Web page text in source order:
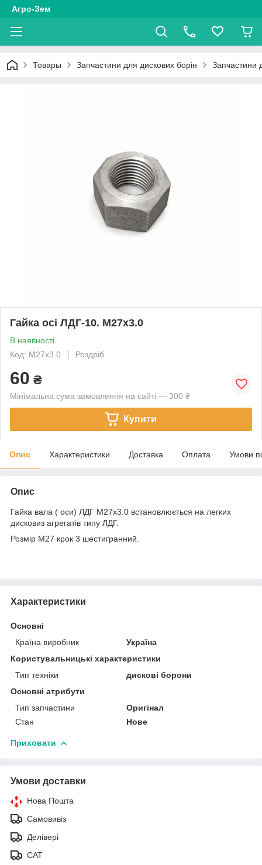
Агро-Зем
Товары Запчастини для дискових борін Запчастини
Гайка осі ЛДГ-10. М27х3.0
В наявності
Код: М27х3.0
Роздріб
60 ₴
Мінімальна сума замовлення на сайті — 300 ₴
Купити
Опис Характеристики Доставка Оплата Умови
Опис
Гайка вала ( оси) ЛДГ М27х3.0 встановлюється на легких
дисковиз агрегатів типу ЛДГ.
Розмір М27 крок 3 шестигранний.
Характеристики
Основні
Країна виробник
Україна
Користувальницькі характеристики
Тип техніки
дискові борони
Основні атрибути
Тип запчастини
Оригінал
Стан
Нове
Приховати
Умови доставки
Нова Пошта
Самовивіз
Делівері
САТ